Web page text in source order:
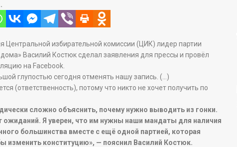
Центральной избирательной комиссии (ЦИК) лидер партии
Василий Костюк сделал заявления для прессы и провёл
на Facebook.
глупостью сегодня отменять нашу запись. (…)
(ответственность), потому что никто не хочет получить по
сложно объяснить, почему нужно выводить из гонки.
ожиданий. Я уверен, что им нужны наши мандаты для наличия
большинства вместе с ещё одной партией, которая
изменить конституцию», — пояснил Василий Костюк.